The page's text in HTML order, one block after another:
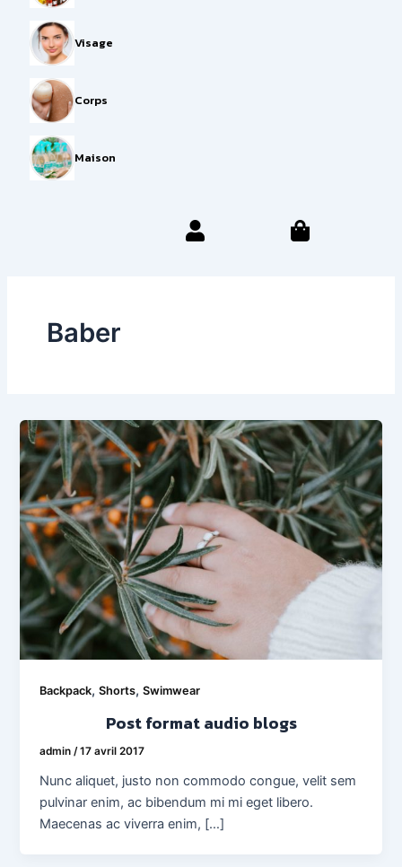
Visage
Corps
Maison
Baber
Backpack,Shorts,Swimwear
Post format audio blogs
admin/17 avril 2017
Nunc aliquet, justo non commodo congue, velit sem
pulvinar enim, ac bibendum mi mi eget libero.
Maecenas ac viverra enim, […]